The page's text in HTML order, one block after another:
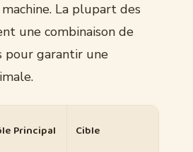
La plupart des
une combinaison de
garantir une
Principal Cible